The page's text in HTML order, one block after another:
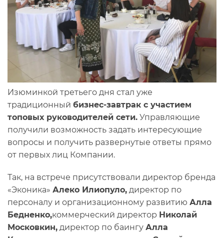
Изюминкой третьего дня стал уже
традиционный бизнес-завтрак с участием
топовых руководителей сети. Управляющие
получили возможность задать интересующие
вопросы и получить развернутые ответы прямо
от первых лиц Компании.
Так, на встрече присутствовали директор бренда
«Эконика» Алеко Илиопуло, директор по
персоналу и организационному развитию Алла
Бедненко,коммерческий директор Николай
Московкин, директор по баингу Алла